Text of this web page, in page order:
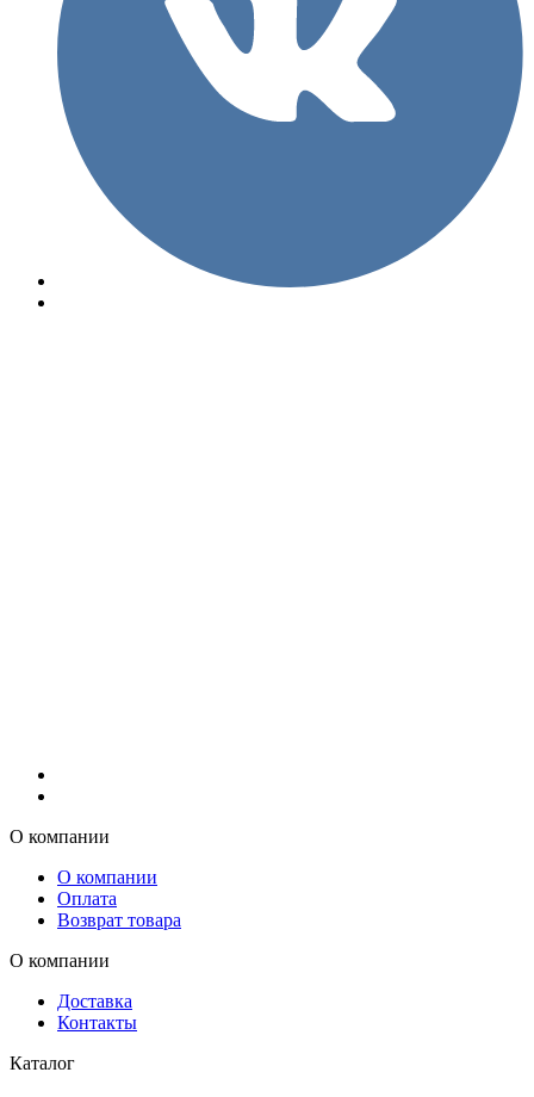
О компании
О компании
Оплата
Возврат товара
О компании
Доставка
Контакты
Каталог